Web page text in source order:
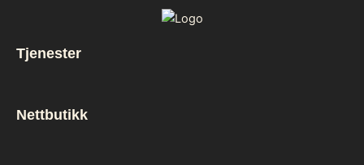
Tjenester
Nettbutikk